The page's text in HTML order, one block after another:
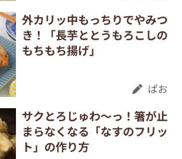
外カリッ中もっちりでやみつ
き！「長芋ととうもろこしの
もちもち揚げ」
ぱお
サクとろじゅわ～っ！箸が止
まらなくなる「なすのフリッ
ト」の作り方